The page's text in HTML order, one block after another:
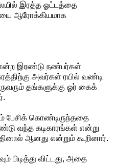
இரத்த ஓட்டத்தை
ஆரோக்கியமாக
என்ற இரண்டு நண்பர்கள்
அவர்கள் ரயில் வண்டி
தங்களுக்கு ஓர் கைக்
கொண்டிருந்ததை
வந்த கடிகாரங்கள் என்று
ஆனது என்றும் கூறினார்.
பிடித்து விட்டது, அதை